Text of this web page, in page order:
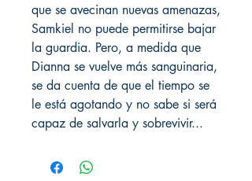
que se avecinan nuevas amenazas,
Samkiel no puede permitirse bajar
la guardia. Pero, a medida que
Dianna se vuelve más sanguinaria,
se da cuenta de que el tiempo se
le está agotando y no sabe si será
capaz de salvarla y sobrevivir...